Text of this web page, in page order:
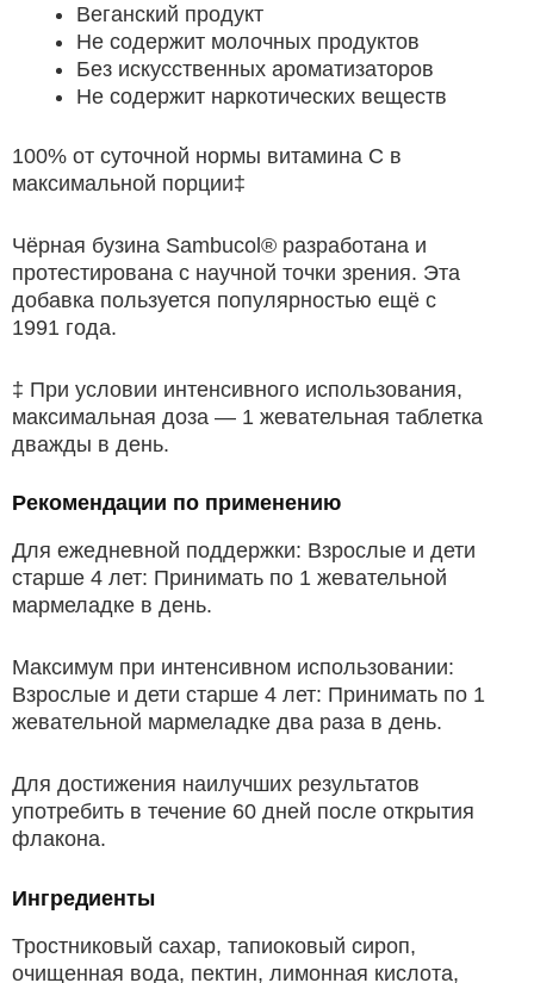
Веганский продукт
Не содержит молочных продуктов
Без искусственных ароматизаторов
Не содержит наркотических веществ
100% от суточной нормы витамина C в
максимальной порции‡
Чёрная бузина Sambucol® разработана и
протестирована с научной точки зрения. Эта
добавка пользуется популярностью ещё с
1991 года.
‡ При условии интенсивного использования,
максимальная доза — 1 жевательная таблетка
дважды в день.
Рекомендации по применению
Для ежедневной поддержки: Взрослые и дети
старше 4 лет: Принимать по 1 жевательной
мармеладке в день.
Максимум при интенсивном использовании:
Взрослые и дети старше 4 лет: Принимать по 1
жевательной мармеладке два раза в день.
Для достижения наилучших результатов
употребить в течение 60 дней после открытия
флакона.
Ингредиенты
Тростниковый сахар, тапиоковый сироп,
очищенная вода, пектин, лимонная кислота,